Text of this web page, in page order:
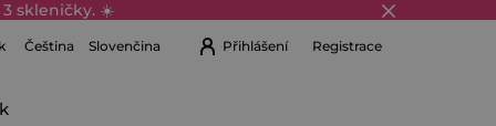
3 skleničky. ☀️
Čeština Slovenčina Přihlášení Registrace
Nákupní